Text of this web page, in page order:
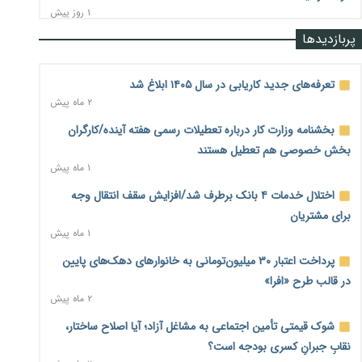
۱ روز پیش
رشد ۷۵ هزار میلیاردی بازار خرید اعتباری؛ فین‌تک‌ها وارد میدان
۱ روز پیش
آغاز اجرای پایلوت «ردا کارت» برای دانشجویان تحصیلات تکمیلی
۱ روز پیش
محدودیت تازه برای شبکه بانکی؛ افزایش سپرده قانونی با هدف
کنترل تورم
۱ روز پیش
ترمز تولید خودرو کشیده شد؛ افت ۲۵ درصدی تیراژ ایران‌خودرو،
سایپا و پارس‌خودرو
۱ روز پیش
بنگاه‌داری بانک‌ها؛ مانع بزرگ خانه‌دار شدن مستأجران
پربازدیدها
تعرفه‌های جدید کاریابی در سال ۱۴۰۵ ابلاغ شد
۲ ماه پیش
بخشنامه وزارت کار درباره تعطیلات رسمی هفته آینده/کارگران
بخش خصوصی هم تعطیل هستند
۱ ماه پیش
اختلال خدمات ۴ بانک برطرف شد/افزایش سقف انتقال وجه
برای مشتریان
۱ ماه پیش
پرداخت اعتبار ۳۰ میلیون‌تومانی به خانوارهای دهک‌های پایین
در قالب طرح «افرا»
۲ ماه پیش
شوک قیمتی تأمین اجتماعی به مشاغل آزاد؛ آیا اصلاح ساختار،
نقابِ جبرانِ کسری بودجه است؟